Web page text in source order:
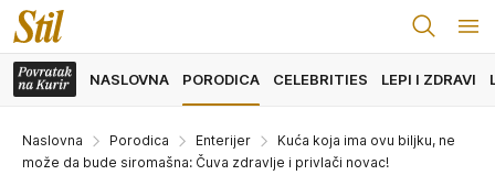
NASLOVNA PORODICA CELEBRITIES LEPI I ZDRAVI
Naslovna Porodica Enterijer
Kuća koja ima ovu biljku, ne
može da bude siromašna: Čuva zdravlje i privlači novac!